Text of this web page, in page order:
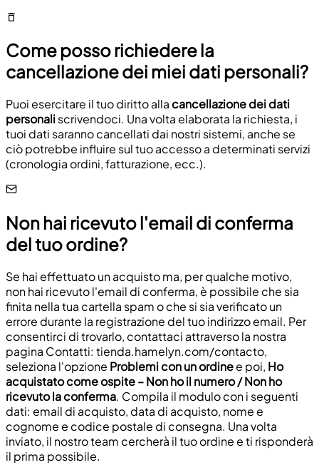
Come posso richiedere la
cancellazione dei miei dati personali?
Puoi esercitare il tuo diritto allacancellazione dei dati
personaliscrivendoci. Una volta elaborata la richiesta, i
tuoi dati saranno cancellati dai nostri sistemi, anche se
ciò potrebbe influire sul tuo accesso a determinati servizi
(cronologia ordini, fatturazione, ecc.).
Non hai ricevuto l'email di conferma
del tuo ordine?
Se hai effettuato un acquisto ma, per qualche motivo,
non hai ricevuto l'email di conferma, è possibile che sia
finita nella tua cartella spam o che si sia verificato un
errore durante la registrazione del tuo indirizzo email. Per
consentirci di trovarlo, contattaci attraverso la nostra
pagina Contatti: tienda.hamelyn.com/contacto,
seleziona l'opzione Problemi con un ordinee poi, Ho
acquistato come ospite – Non ho il numero / Non ho
ricevuto la conferma. Compila il modulo con i seguenti
dati: email di acquisto, data di acquisto, nome e
cognome e codice postale di consegna. Una volta
inviato, il nostro team cercherà il tuo ordine e ti risponderà
il prima possibile.